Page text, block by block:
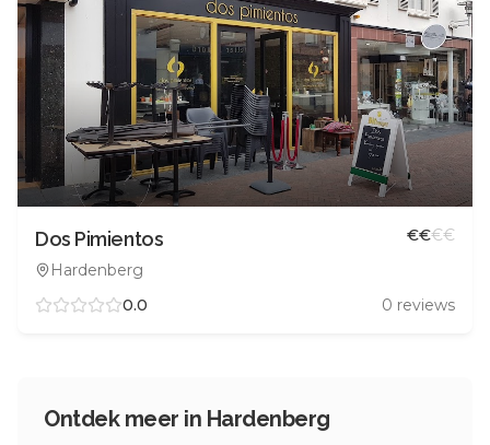
Dos Pimientos
Hardenberg
€€€€
0.0 0 reviews
Ontdek meer in Hardenberg